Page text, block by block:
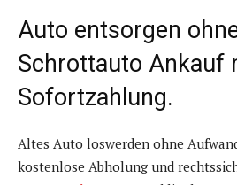
Auto entsorgen
Schrottauto Ankauf
Sofortzahlung.
Altes Auto loswerden ohne
kostenlose Abholung und